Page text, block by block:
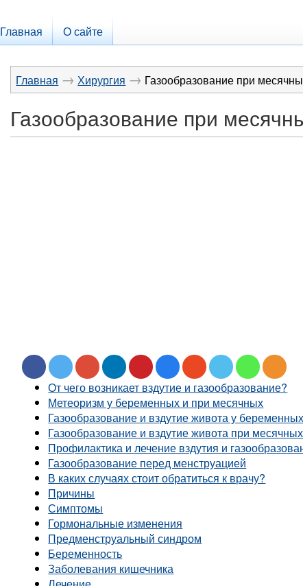
Главная О сайте
Главная → Хирургия → Газообразование при
Газообразование при
От чего возникает вздутие и газообразование?
Метеоризм у беременных и при месячных
Газообразование и вздутие живота у беременных
Газообразование и вздутие живота при месячных
Профилактика и лечение вздутия и
Газообразование перед менструацией
В каких случаях стоит обратиться к врачу?
Причины
Симптомы
Гормональные изменения
Предменструальный синдром
Беременность
Заболевания кишечника